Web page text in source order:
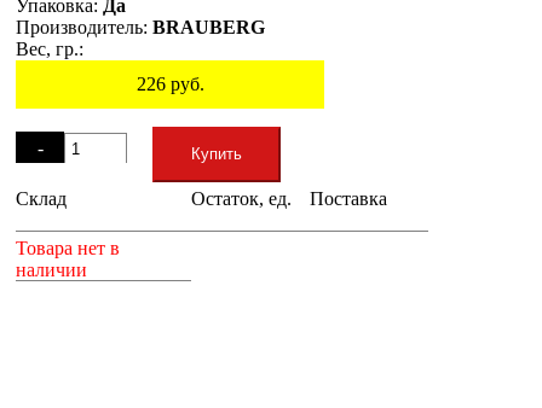
Упаковка: Да
Производитель: BRAUBERG
Вес, гр.:
226руб.
-
+
Купить
Склад Остаток, ед. Поставка
Товара нет в
наличии